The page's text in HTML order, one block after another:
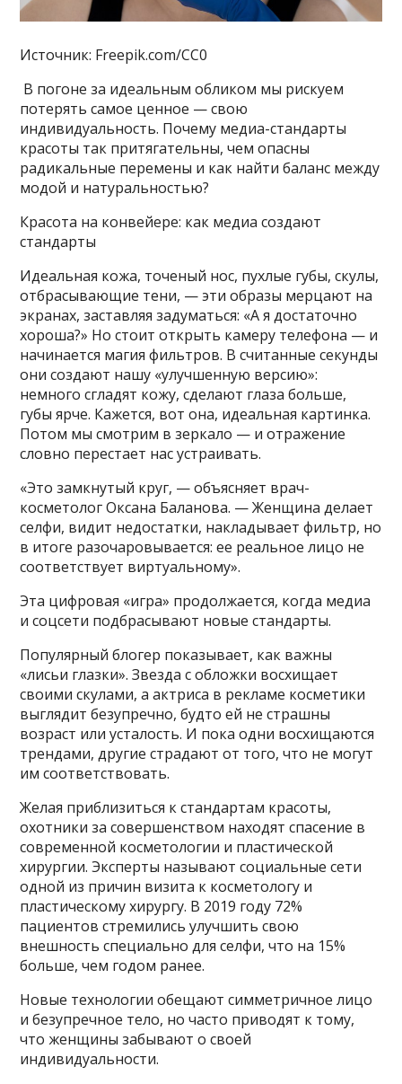
Источник: Freepik.com/CC0
В погоне за идеальным обликом мы рискуем
потерять самое ценное — свою
индивидуальность. Почему медиа-стандарты
красоты так притягательны, чем опасны
радикальные перемены и как найти баланс между
модой и натуральностью?
Красота на конвейере: как медиа создают
стандарты
Идеальная кожа, точеный нос, пухлые губы, скулы,
отбрасывающие тени, — эти образы мерцают на
экранах, заставляя задуматься: «А я достаточно
хороша?» Но стоит открыть камеру телефона — и
начинается магия фильтров. В считанные секунды
они создают нашу «улучшенную версию»:
немного сгладят кожу, сделают глаза больше,
губы ярче. Кажется, вот она, идеальная картинка.
Потом мы смотрим в зеркало — и отражение
словно перестает нас устраивать.
«Это замкнутый круг, — объясняет врач-
косметолог Оксана Баланова. — Женщина делает
селфи, видит недостатки, накладывает фильтр, но
в итоге разочаровывается: ее реальное лицо не
соответствует виртуальному».
Эта цифровая «игра» продолжается, когда медиа
и соцсети подбрасывают новые стандарты.
Популярный блогер показывает, как важны
«лисьи глазки». Звезда с обложки восхищает
своими скулами, а актриса в рекламе косметики
выглядит безупречно, будто ей не страшны
возраст или усталость. И пока одни восхищаются
трендами, другие страдают от того, что не могут
им соответствовать.
Желая приблизиться к стандартам красоты,
охотники за совершенством находят спасение в
современной косметологии и пластической
хирургии. Эксперты называют социальные сети
одной из причин визита к косметологу и
пластическому хирургу. В 2019 году 72%
пациентов стремились улучшить свою
внешность специально для селфи, что на 15%
больше, чем годом ранее.
Новые технологии обещают симметричное лицо
и безупречное тело, но часто приводят к тому,
что женщины забывают о своей
индивидуальности.